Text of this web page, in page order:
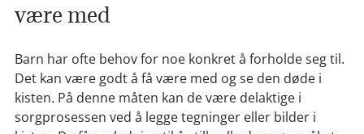
være med
Barn har ofte behov for noe konkret å forholde seg til.
Det kan være godt å få være med og se den døde i
kisten. På denne måten kan de være delaktige i
sorgprosessen ved å legge tegninger eller bilder i